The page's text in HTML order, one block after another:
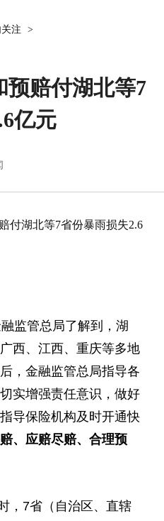
注 >
预赔付湖北等7
亿元
付湖北等7省份暴雨损失2.6
监管总局了解到，湖
西、江西、重庆等多地
，金融监管总局指导各
实增强责任意识，做好
导保险机构及时开通快
、应赔尽赔、合理预
7省（自治区、直辖